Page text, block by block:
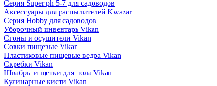
Серия Super ph 5-7 для садоводов
Аксессуары для распылителей Kwazar
Серия Hobby для садоводов
Уборочный инвентарь Vikan
Сгоны и осушители Vikan
Совки пищевые Vikan
Пластиковые пищевые ведра Vikan
Скребки Vikan
Швабры и щетки для пола Vikan
Кулинарные кисти Vikan